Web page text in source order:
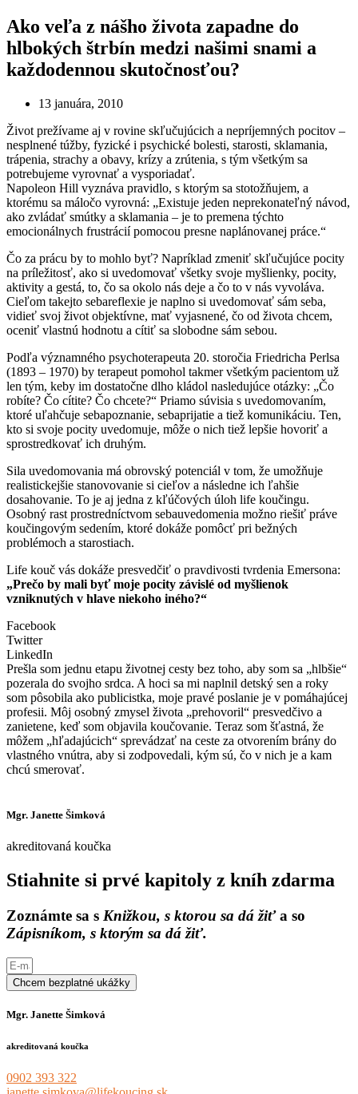
Ako veľa z nášho života zapadne do
hlbokých štrbín medzi našimi snami a
každodennou skutočnosťou?
13 januára, 2010
Život prežívame aj v rovine skľučujúcich a nepríjemných pocitov –
nesplnené túžby, fyzické i psychické bolesti, starosti, sklamania,
trápenia, strachy a obavy, krízy a zrútenia, s tým všetkým sa
potrebujeme vyrovnať a vysporiadať.
Napoleon Hill vyznáva pravidlo, s ktorým sa stotožňujem, a
ktorému sa máločo vyrovná: „Existuje jeden neprekonateľný návod,
ako zvládať smútky a sklamania – je to premena týchto
emocionálnych frustrácií pomocou presne naplánovanej práce.“
Čo za prácu by to mohlo byť? Napríklad zmeniť skľučujúce pocity
na príležitosť, ako si uvedomovať všetky svoje myšlienky, pocity,
aktivity a gestá, to, čo sa okolo nás deje a čo to v nás vyvoláva.
Cieľom takejto sebareflexie je naplno si uvedomovať sám seba,
vidieť svoj život objektívne, mať vyjasnené, čo od života chcem,
oceniť vlastnú hodnotu a cítiť sa slobodne sám sebou.
Podľa významného psychoterapeuta 20. storočia Friedricha Perlsa
(1893 – 1970) by terapeut pomohol takmer všetkým pacientom už
len tým, keby im dostatočne dlho kládol nasledujúce otázky: „Čo
robíte? Čo cítite? Čo chcete?“ Priamo súvisia s uvedomovaním,
ktoré uľahčuje sebapoznanie, sebaprijatie a tiež komunikáciu. Ten,
kto si svoje pocity uvedomuje, môže o nich tiež lepšie hovoriť a
sprostredkovať ich druhým.
Sila uvedomovania má obrovský potenciál v tom, že umožňuje
realistickejšie stanovovanie si cieľov a následne ich ľahšie
dosahovanie. To je aj jedna z kľúčových úloh life koučingu.
Osobný rast prostredníctvom sebauvedomenia možno riešiť práve
koučingovým sedením, ktoré dokáže pomôcť pri bežných
problémoch a starostiach.
Life kouč vás dokáže presvedčiť o pravdivosti tvrdenia Emersona:
„Prečo by mali byť moje pocity závislé od myšlienok
vzniknutých v hlave niekoho iného?“
Facebook
Twitter
LinkedIn
Prešla som jednu etapu životnej cesty bez toho, aby som sa „hlbšie“
pozerala do svojho srdca. A hoci sa mi naplnil detský sen a roky
som pôsobila ako publicistka, moje pravé poslanie je v pomáhajúcej
profesii. Môj osobný zmysel života „prehovoril“ presvedčivo a
zanietene, keď som objavila koučovanie. Teraz som šťastná, že
môžem „hľadajúcich“ sprevádzať na ceste za otvorením brány do
vlastného vnútra, aby si zodpovedali, kým sú, čo v nich je a kam
chcú smerovať.
Mgr. Janette Šimková
akreditovaná koučka
Stiahnite si prvé kapitoly z kníh zdarma
Zoznámte sa s Knižkou, s ktorou sa dá žiťa so
Zápisníkom, s ktorým sa dá žiť.
Chcem bezplatné ukážky
Mgr. Janette Šimková
akreditovaná koučka
0902 393 322